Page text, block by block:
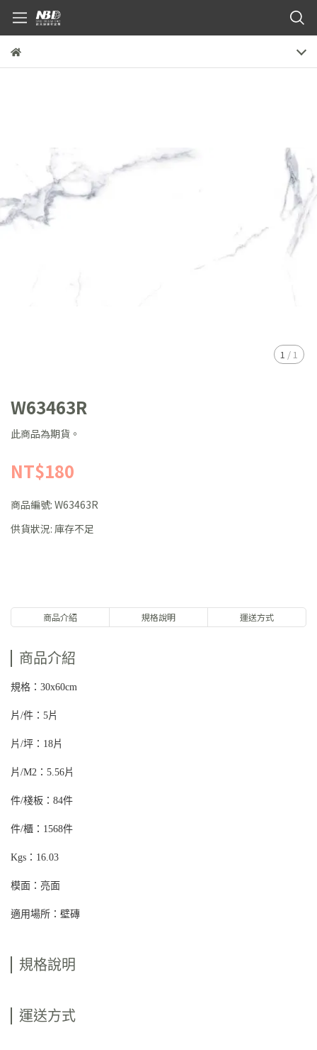
1 / 1
W63463R
此商品為期貨。
NT$180
商品編號: W63463R
供貨狀況: 庫存不足
商品介紹 規格說明 運送方式
商品介紹
規格：30x60cm
片/件：5片
片/坪：18片
片/M2：5.56片
件/棧板：84件
件/櫃：1568件
Kgs：16.03
模面：亮面
適用場所：壁磚
規格說明
運送方式